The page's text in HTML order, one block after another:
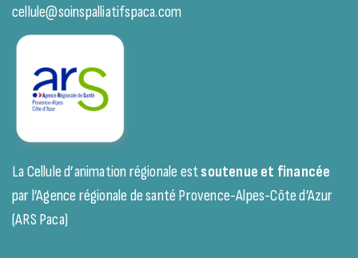
cellule@soinspalliatifspaca.com
La Cellule d’animation régionale estsoutenue et financée
par l’Agence régionale de santé Provence-Alpes-Côte d’Azur
(ARS Paca)